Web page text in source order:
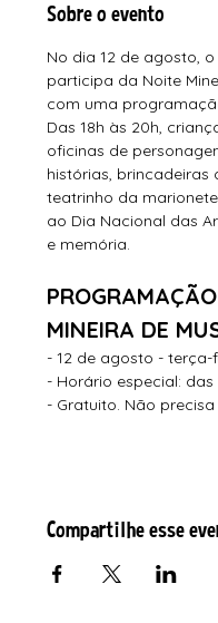
Sobre o evento
No dia 12 de agosto,
participa da Noite
com uma
Das 18h às 20h,
oficinas de
histórias,
teatrinho da
ao Dia Nacional das
e memória.
MINEIRA DE
- 12 de agosto -
- Horário especial: das
- Gratuito. Não
Compartilhe esse